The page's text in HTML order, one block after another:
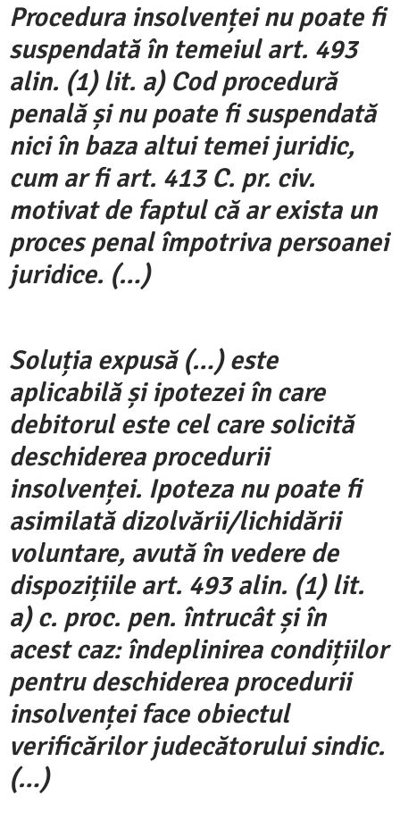
Procedura insolvenței nu poate fi
suspendată în temeiul art. 493
alin. (1) lit. a) Cod procedură
penală și nu poate fi suspendată
nici în baza altui temei juridic,
cum ar fi art. 413 C. pr. civ.
motivat de faptul că ar exista un
proces penal împotriva persoanei
juridice. (…)
Soluția expusă (…) este
aplicabilă și ipotezei în care
debitorul este cel care solicită
deschiderea procedurii
insolvenței. Ipoteza nu poate fi
asimilată dizolvării/lichidării
voluntare, avută în vedere de
dispozițiile art. 493 alin. (1) lit.
a) c. proc. pen. întrucât și în
acest caz: îndeplinirea condițiilor
pentru deschiderea procedurii
insolvenței face obiectul
verificărilor judecătorului sindic.
(…)